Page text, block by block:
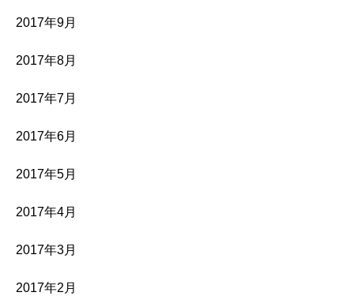
2017年9月
2017年8月
2017年7月
2017年6月
2017年5月
2017年4月
2017年3月
2017年2月